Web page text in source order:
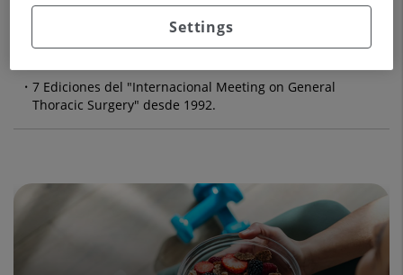
Seminarios para cirujanos generales, torácicos y
residentes anualmente.
7 Ediciones del "Internacional Meeting on General
Thoracic Surgery" desde 1992.
Settings